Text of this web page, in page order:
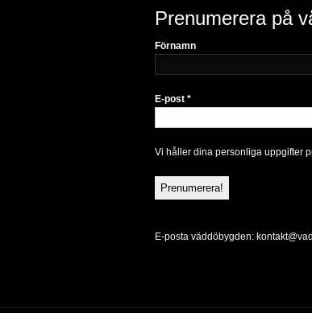
Prenumerera på
Förnamn
E-post *
Vi håller dina personliga uppgifter
E-posta väddöbygden: